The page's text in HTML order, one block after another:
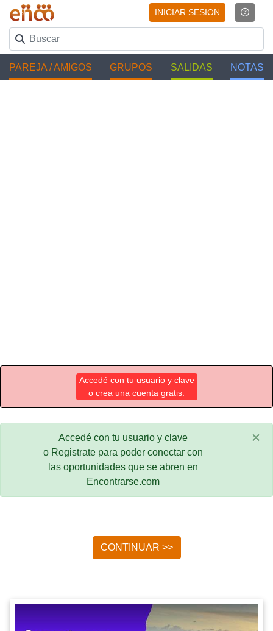
INICIAR SESION
PAREJA / AMIGOS GRUPOS SALIDAS NOTAS
Accedé con tu usuario y clave
o crea una cuenta gratis.
Accedé con tu usuario y clave
o Registrate para poder conectar con
las oportunidades que se abren en
Encontrarse.com
×
CONTINUAR >>